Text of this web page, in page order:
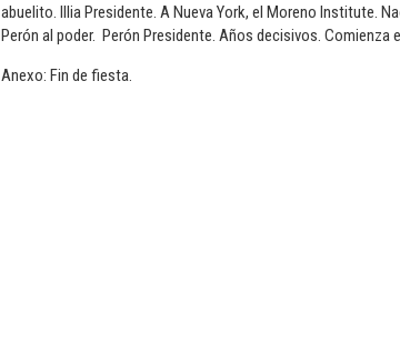
abuelito. Illia Presidente. A Nueva York, el Moreno Institute.
Perón al poder. Perón Presidente. Años decisivos. Comienza
Anexo: Fin de fiesta.